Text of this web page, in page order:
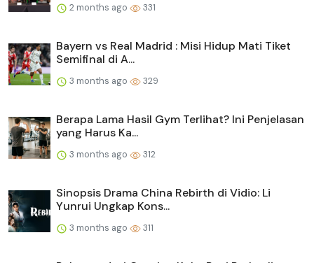
2 months ago 331
Bayern vs Real Madrid : Misi Hidup Mati Tiket
Semifinal di A...
3 months ago 329
Berapa Lama Hasil Gym Terlihat? Ini Penjelasan
yang Harus Ka...
3 months ago 312
Sinopsis Drama China Rebirth di Vidio: Li
Yunrui Ungkap Kons...
3 months ago 311